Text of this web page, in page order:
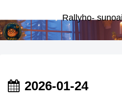
Rallyho-
2026-01-24